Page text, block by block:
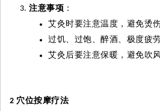
注意事项 ：
艾灸时要注意温度，避免烫伤
过饥、过饱、醉酒、极度疲
艾灸后要注意保暖，避免吹
2 穴位按摩疗法